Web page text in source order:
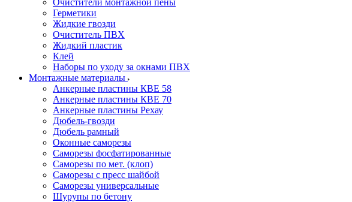
Очистители монтажной пены
Герметики
Жидкие гвозди
Очиститель ПВХ
Жидкий пластик
Клей
Наборы по уходу за окнами ПВХ
Монтажные материалы
Анкерные пластины КВЕ 58
Анкерные пластины КВЕ 70
Анкерные пластины Рехау
Дюбель-гвозди
Дюбель рамный
Оконные саморезы
Саморезы фосфатированные
Саморезы по мет. (клоп)
Саморезы с пресс шайбой
Саморезы универсальные
Шурупы по бетону